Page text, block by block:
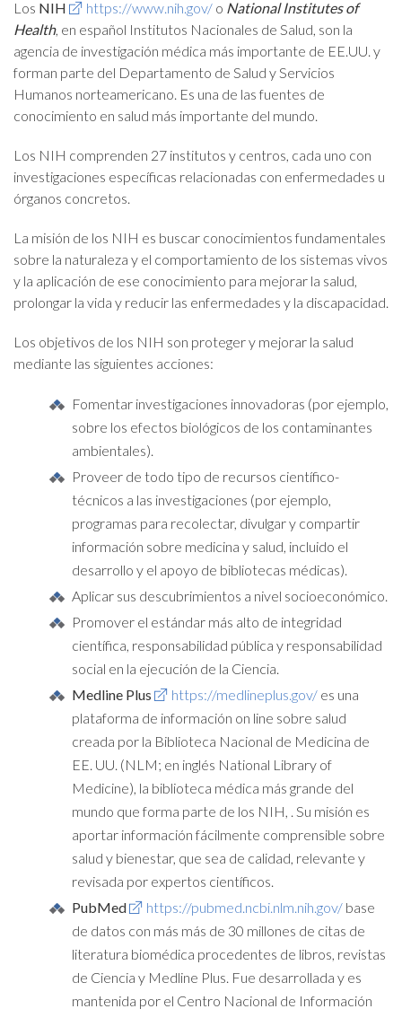
Los NIH https://www.nih.gov/ o National Institutes of
Health, en español Institutos Nacionales de Salud, son la
agencia de investigación médica más importante de EE.UU. y
forman parte del Departamento de Salud y Servicios
Humanos norteamericano. Es una de las fuentes de
conocimiento en salud más importante del mundo.
Los NIH comprenden 27 institutos y centros, cada uno con
investigaciones específicas relacionadas con enfermedades u
órganos concretos.
La misión de los NIH es buscar conocimientos fundamentales
sobre la naturaleza y el comportamiento de los sistemas vivos
y la aplicación de ese conocimiento para mejorar la salud,
prolongar la vida y reducir las enfermedades y la discapacidad.
Los objetivos de los NIH son proteger y mejorar la salud
mediante las siguientes acciones:
Fomentar investigaciones innovadoras (por ejemplo,
sobre los efectos biológicos de los contaminantes
ambientales).
Proveer de todo tipo de recursos científico-
técnicos a las investigaciones (por ejemplo,
programas para recolectar, divulgar y compartir
información sobre medicina y salud, incluido el
desarrollo y el apoyo de bibliotecas médicas).
Aplicar sus descubrimientos a nivel socioeconómico.
Promover el estándar más alto de integridad
científica, responsabilidad pública y responsabilidad
social en la ejecución de la Ciencia.
Medline Plus
https://medlineplus.gov/ es una
plataforma de información on line sobre salud
creada por la Biblioteca Nacional de Medicina de
EE. UU. (NLM; en inglés National Library of
Medicine), la biblioteca médica más grande del
mundo que forma parte de los NIH, . Su misión es
aportar información fácilmente comprensible sobre
salud y bienestar, que sea de calidad, relevante y
revisada por expertos científicos.
PubMed
https://pubmed.ncbi.nlm.nih.gov/ base
de datos con más más de 30 millones de citas de
literatura biomédica procedentes de libros, revistas
de Ciencia y Medline Plus. Fue desarrollada y es
mantenida por el Centro Nacional de Información